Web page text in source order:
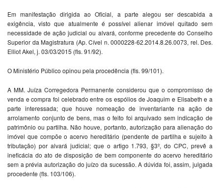
Em manifestação dirigida ao Oficial, a parte alegou ser descabida a
exigência, visto que atualmente é possível alienar imóvel quitado sem
necessidade de ação judicial ou alvará, conforme precedente do Conselho
Superior da Magistratura (Ap. Cível n. 0000228-62.2014.8.26.0073, rel. Des.
Elliot Akel, j. 03/03/2015 (fls. 91/92).
O Ministério Público opinou pela procedência (fls. 99/101).
A MM. Juíza Corregedora Permanente considerou que o compromisso de
venda e compra foi celebrado entre os espólios de Joaquim e Elisabeth e a
parte interessada; que houve nomeação de inventariante na ação de
arrolamento conjunto de bens, mas o feito foi arquivado sem indicação de
patrimônio ou partilha. Não houve, portanto, autorização para alienação do
imóvel que compõe o acervo hereditário (pendente de partilha e sujeito à
tributação) por alvará judicial; que o artigo 1.793, §3º, do CPC, prevê a
ineficácia do ato de disposição de bem componente do acervo hereditário
sem a prévia autorização do juízo da sucessão. A dúvida foi, assim, julgada
procedente (fls. 103/106).